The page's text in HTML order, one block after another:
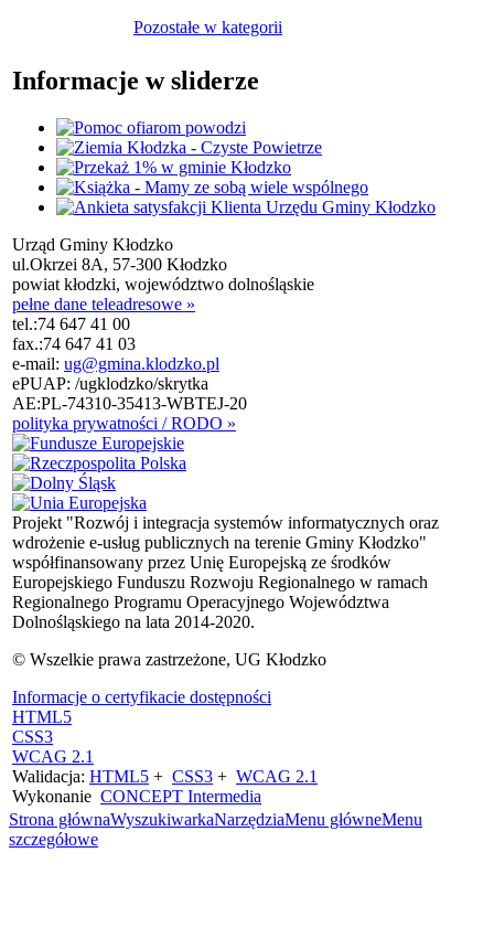
Pozostałe w kategorii
Informacje w sliderze
Urząd Gminy Kłodzko
ul.Okrzei 8A, 57-300 Kłodzko
powiat kłodzki, województwo dolnośląskie
pełne dane teleadresowe »
tel.:74 647 41 00
fax.:74 647 41 03
e-mail: ug@gmina.klodzko.pl
ePUAP: /ugklodzko/skrytka
AE:PL-74310-35413-WBTEJ-20
polityka prywatności / RODO »
Projekt "Rozwój i integracja systemów informatycznych oraz
wdrożenie e-usług publicznych na terenie Gminy Kłodzko"
współfinansowany przez Unię Europejską ze środków
Europejskiego Funduszu Rozwoju Regionalnego w ramach
Regionalnego Programu Operacyjnego Województwa
Dolnośląskiego na lata 2014-2020.
© Wszelkie prawa zastrzeżone, UG Kłodzko
Informacje o certyfikacie dostępności
HTML5
CSS3
WCAG 2.1
Walidacja: HTML5 + CSS3 + WCAG 2.1
Wykonanie CONCEPT Intermedia
Strona głównaWyszukiwarkaNarzędziaMenu główneMenu
szczegółowe